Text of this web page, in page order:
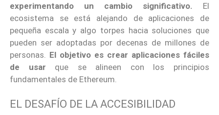
experimentando un cambio significativo. El
ecosistema se está alejando de aplicaciones de
pequeña escala y algo torpes hacia soluciones que
pueden ser adoptadas por decenas de millones de
personas. El objetivo es crear aplicaciones fáciles
de usar que se alineen con los principios
fundamentales de Ethereum.
EL DESAFÍO DE LA ACCESIBILIDAD